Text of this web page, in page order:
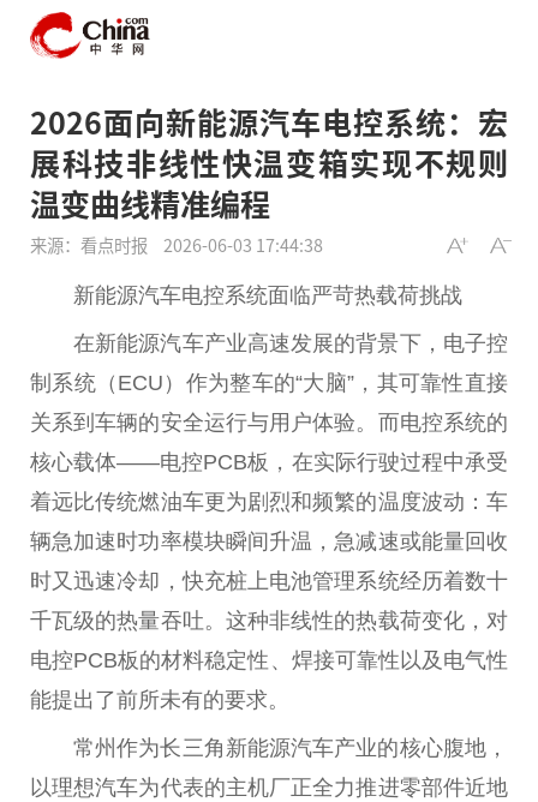
2026面向新能源汽车电控系统：宏
展科技非线性快温变箱实现不规则
温变曲线精准编程
来源：看点时报 2026-06-03 17:44:38
新能源汽车电控系统面临严苛热载荷挑战
在新能源汽车产业高速发展的背景下，电子控
制系统（ECU）作为整车的“大脑”，其可靠性直接
关系到车辆的安全运行与用户体验。而电控系统的
核心载体——电控PCB板，在实际行驶过程中承受
着远比传统燃油车更为剧烈和频繁的温度波动：车
辆急加速时功率模块瞬间升温，急减速或能量回收
时又迅速冷却，快充桩上电池管理系统经历着数十
千瓦级的热量吞吐。这种非线性的热载荷变化，对
电控PCB板的材料稳定性、焊接可靠性以及电气性
能提出了前所未有的要求。
常州作为长三角新能源汽车产业的核心腹地，
以理想汽车为代表的主机厂正全力推进零部件近地